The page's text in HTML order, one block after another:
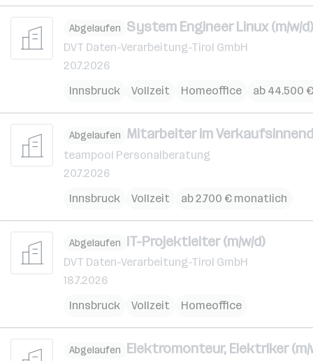
Abgelaufen System Engineer Linux (m/w/d)
DVT Daten-Verarbeitung-Tirol GmbH
20.7.2026
Innsbruck
Vollzeit Homeoffice ab 44.500
Abgelaufen Mitarbeiter im
teampool Personalberatung
20.7.2026
Innsbruck
Vollzeit ab 2.700 € monatlich
Abgelaufen IT-Projektleiter (m/w/d)
DVT Daten-Verarbeitung-Tirol GmbH
18.7.2026
Innsbruck
Vollzeit Homeoffice
Abgelaufen Elektromonteur, Elektriker (m/